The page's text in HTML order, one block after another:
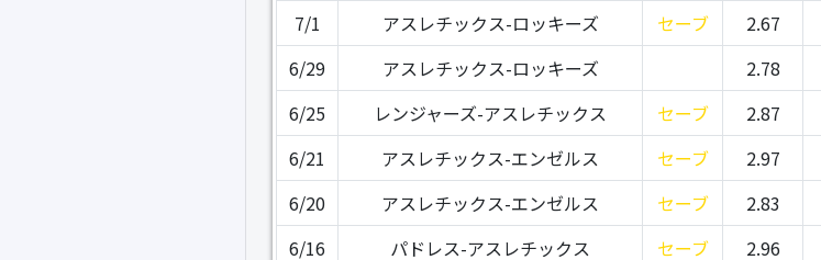
7/1
アスレチックス-ロッキーズ セーブ 2.67
6/29
アスレチックス-ロッキーズ 2.78
6/25
レンジャーズ-アスレチックス セーブ 2.87
6/21
アスレチックス-エンゼルス セーブ 2.97
6/20
アスレチックス-エンゼルス セーブ 2.83
6/16
パドレス-アスレチックス セーブ 2.96